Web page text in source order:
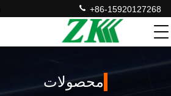
+86-15920127268
محصولات